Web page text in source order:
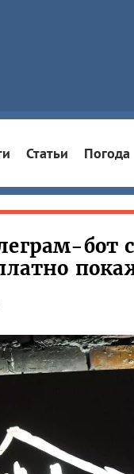
Статьи Погода
бот